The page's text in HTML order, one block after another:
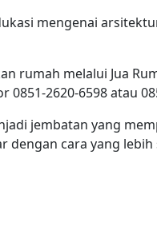
mengenai
rumah melalui Jua
2620-6598 atau
jembatan yang
dengan cara yang